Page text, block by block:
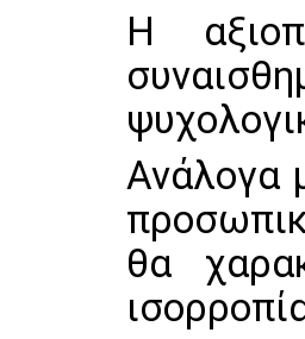
Η
Ανάλογα
θα